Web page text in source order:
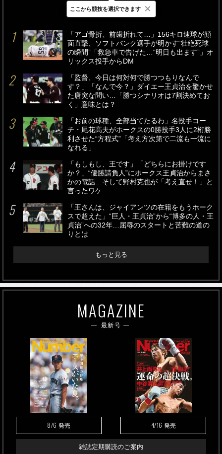
最新 24時間 週間
「アゴ骨折、前歯折れて…」156キロ速球が顔
面直撃、ソフトバンク選手が明かす“壮絶死球
の瞬間”「救急車で告げた…“明日も出ます”」オ
リックス投手からDM
「監督、今日は何対何で勝つつもりなんで
す？」「なんで今？」ダイエー王貞治を驚かせ
た唐突な問い…「勝つシナリオは7割決めてお
く」意味とは？
「お前の球種、全部当てたるわ」名投手コー
チ・尾花高夫がホークスの0勝投手3人に2桁勝
利させた“方程式”「考え方次第で二流も一流に
なれる」
「もしもし、王です」「どちらにお掛けです
か？」“優勝請負人”にホークス王貞治からまさ
かの電話…そして野村克也が「考え直せ！」と
言ったワケ
「王さんは、ジャイアンツの在籍をもうホーク
スで超えた」“巨人・王貞治”から“博多の人・王
貞治”への32年…屈辱のスタートと苦難の道の
りとは
もっと見る
MAGAZINE
最新号
8/6 発売 4/16 発売
雑誌定期購読のご案内
ここから競技を選択できます ×